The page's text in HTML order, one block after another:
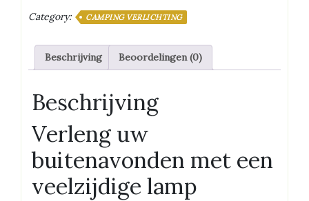
aantal
Category: CAMPING VERLICHTING
Beschrijving Beoordelingen (0)
Beschrijving
Verleng uw
buitenavonden met een
veelzijdige lamp